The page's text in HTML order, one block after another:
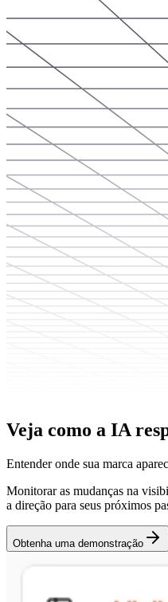
Veja como a IA
Entender onde sua marca
Monitorar as mudanças na
a direção para seus próximos
Obtenha uma demonstração